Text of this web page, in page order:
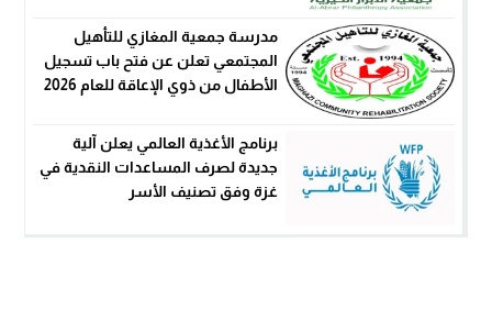
مدرسة جمعية المغازي للتأهيل
المجتمعي تعلن عن فتح باب تسجيل
الأطفال من ذوي الإعاقة للعام 2026
برنامج الأغذية العالمي يعلن آلية
جديدة لصرف المساعدات النقدية في
غزة وفق تصنيف الأسر